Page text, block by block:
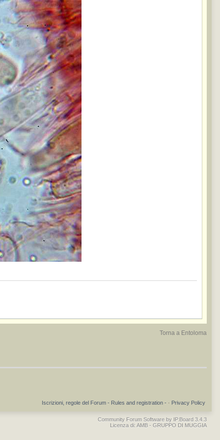
Torna a Entoloma
Privacy Policy
Iscrizioni, regole del Forum - Rules and registration - ·
Community Forum Software by IP.Board 3.4.3
Licenza di: AMB - GRUPPO DI MUGGIA